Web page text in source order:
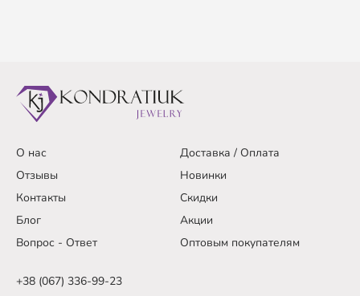
О нас
Доставка / Оплата
Отзывы
Новинки
Контакты
Скидки
Блог
Акции
Вопрос - Ответ
Оптовым покупателям
+38 (067) 336-99-23